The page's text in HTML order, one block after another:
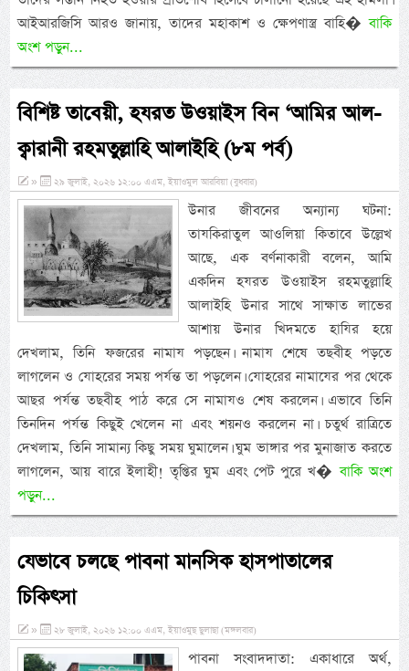
আইআরজিসি আরও জানায়, তাদের মহাকাশ ও ক্ষেপণাস্ত্র বাহি�বাকি
অংশ পড়ুন...
বিশিষ্ট তাবেয়ী, হযরত উওয়াইস বিন ‘আমির আল-
ক্বারানী রহমতুল্লাহি আলাইহি (৮ম পর্ব)
» ২৯ জুলাই, ২০২৬ ১২:০০ এএম, ইয়াওমুল আরবিয়া (বুধবার)
উনার জীবনের অন্যান্য ঘটনা:
তাযকিরাতুল আওলিয়া কিতাবে উল্লেখ
আছে, এক বর্ণনাকারী বলেন, আমি
একদিন হযরত উওয়াইস রহমতুল্লাহি
আলাইহি উনার সাথে সাক্ষাত লাভের
আশায় উনার খিদমতে হাযির হয়ে
দেখলাম, তিনি ফজরের নামায পড়ছেন। নামায শেষে তছবীহ পড়তে
লাগলেন ও যোহরের সময় পর্যন্ত তা পড়লেন। যোহরের নামাযের পর থেকে
আছর পর্যন্ত তছবীহ পাঠ করে সে নামাযও শেষ করলেন। এভাবে তিনি
তিনদিন পর্যন্ত কিছুই খেলেন না এবং শয়নও করলেন না। চতুর্থ রাত্রিতে
দেখলাম, তিনি সামান্য কিছু সময় ঘুমালেন। ঘুম ভাঙ্গার পর মুনাজাত করতে
লাগলেন, আয় বারে ইলাহী! তৃপ্তির ঘুম এবং পেট পুরে খ�বাকি অংশ
পড়ুন...
যেভাবে চলছে পাবনা মানসিক হাসপাতালের
চিকিৎসা
» ২৮ জুলাই, ২০২৬ ১২:০০ এএম, ইয়াওমুছ ছুলাছা (মঙ্গলবার)
পাবনা সংবাদদাতা: একাধারে অর্থ,